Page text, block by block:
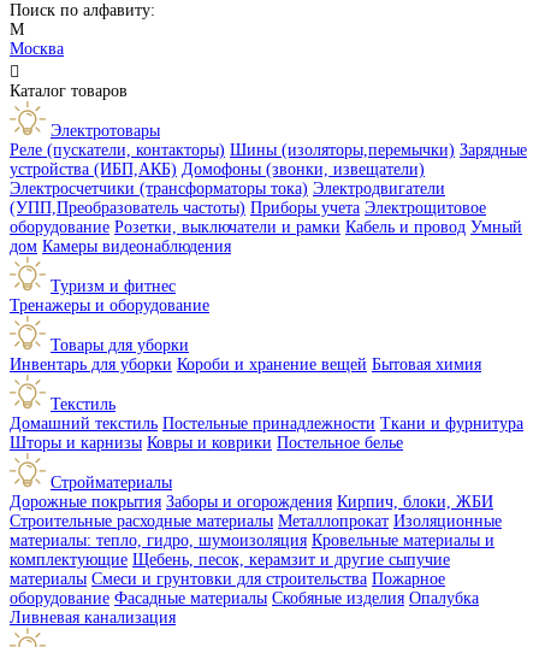
Поиск по алфавиту:
М
Москва

Каталог товаров
Электротовары
Реле (пускатели, контакторы) Шины (изоляторы,перемычки) Зарядные
устройства (ИБП,АКБ) Домофоны (звонки, извещатели)
Электросчетчики (трансформаторы тока) Электродвигатели
(УПП,Преобразователь частоты) Приборы учета Электрощитовое
оборудование Розетки, выключатели и рамки Кабель и провод Умный
дом Камеры видеонаблюдения
Туризм и фитнес
Тренажеры и оборудование
Товары для уборки
Инвентарь для уборки Короби и хранение вещей Бытовая химия
Текстиль
Домашний текстиль Постельные принадлежности Ткани и фурнитура
Шторы и карнизы Ковры и коврики Постельное белье
Стройматериалы
Дорожные покрытия Заборы и огорождения Кирпич, блоки, ЖБИ
Строительные расходные материалы Металлопрокат Изоляционные
материалы: тепло, гидро, шумоизоляция Кровельные материалы и
комплектующие Щебень, песок, керамзит и другие сыпучие
материалы Смеси и грунтовки для строительства Пожарное
оборудование Фасадные материалы Скобяные изделия Опалубка
Ливневая канализация